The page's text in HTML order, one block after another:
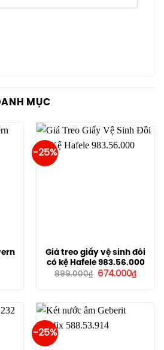
MỤC
-25%
Giá treo giấy vệ sinh đôi
có kệ Hafele 983.56.000
899.000₫
Giá
674.000₫Giá
-25%